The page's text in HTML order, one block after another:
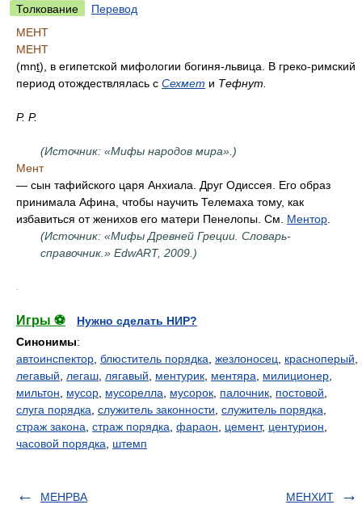
Толкование
Перевод
МЕНТ
МЕНТ
(mnt), в египетской мифологии богиня-львица. В греко-римский
период отождествлялась с Сехмет и Тефнут.
Р. Р.
(Источник: «Мифы народов мира».)
Мент
— сын тафийского царя Анхиала. Друг Одиссея. Его образ
принимала Афина, чтобы научить Телемаха тому, как
избавиться от женихов его матери Пенелопы. См. Ментор
(Источник: «Мифы Древней Греции. Словарь-
справочник.» EdwART, 2009.)
Игры ⚽
Нужно сделать НИР?
Синонимы:
автоинспектор блюститель порядка жезлоносец красноперый
легавый
легаш лягавый ментурик ментяра милиционер
мильтон
мусор мусорелла мусорок палочник постовой
слуга порядка служитель законности служитель порядка
страж закона страж порядка фараон цемент, центурион
часовой порядка
штемп
МЕНРВА МЕНХИТ